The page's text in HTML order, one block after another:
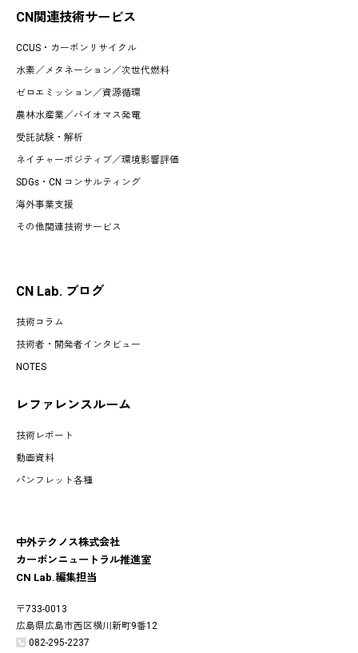
CN関連技術サービス
CCUS・カーボンリサイクル
水素／ メタネーション／次世代燃料
ゼロエミッション／資源循環
農林水産業／バイオマス発電
受託試験・解析
ネイチャーポジティブ／環境影響評価
SDGs・CN コンサルティング
海外事業支援
その他関連技術サービス
CN Lab. ブログ
技術コラム
技術者・開発者インタビュー
NOTES
レファレンスルーム
技術レポート
動画資料
パンフレット各種
中外テクノス株式会社
カーボンニュートラル推進室
CN Lab.編集担当
〒733-0013
広島県広島市西区横川新町9番12
082-295-2237